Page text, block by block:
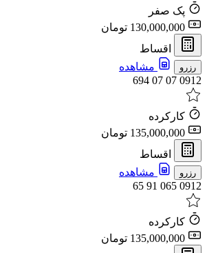
پک صفر
اقساط
رزرو
مشاهده
0912 07 07 694
کارکرده
اقساط
رزرو
مشاهده
0912 065 91 65
کارکرده